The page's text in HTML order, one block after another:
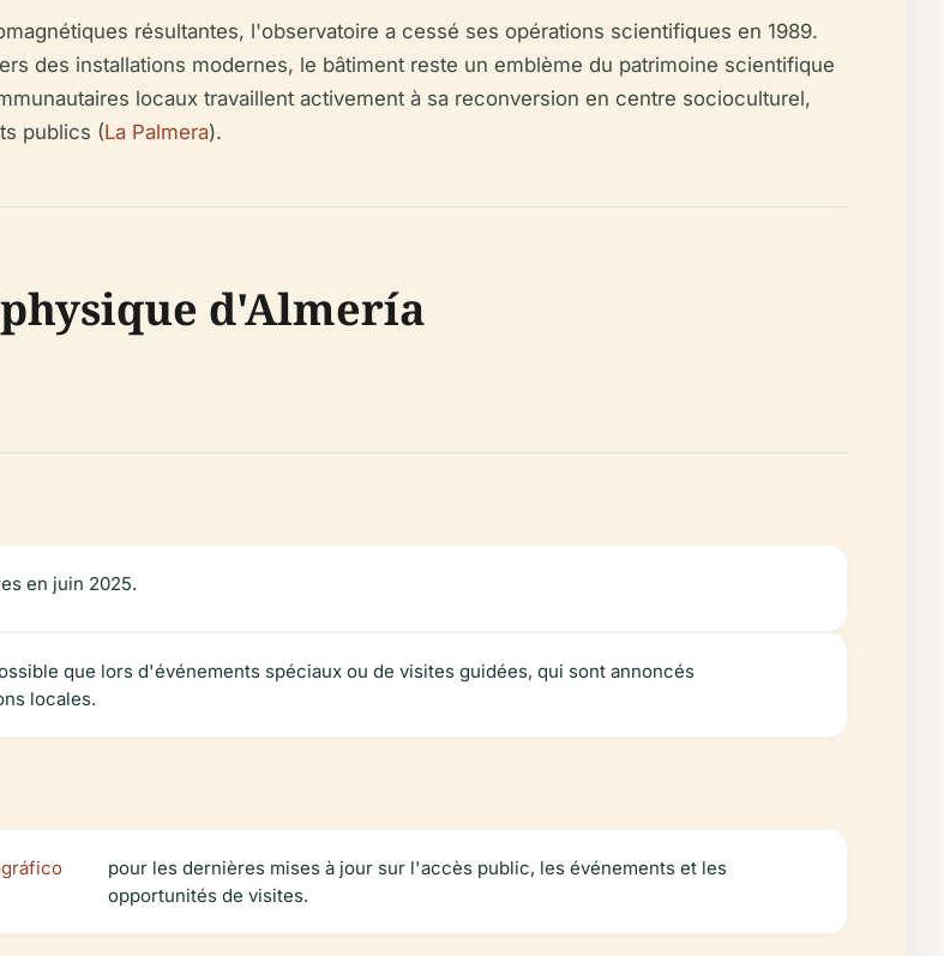
résultantes, l'observatoire a cessé ses opérations scientifiques en 1989.
des installations modernes, le bâtiment reste un emblème du patrimoine scientifique
locaux travaillent activement à sa reconversion en centre socioculturel,
publics (La Palmera).
d'Almería
en juin 2025.
que lors d'événements spéciaux ou de visites guidées, qui sont annoncés
locales.
pour les dernières mises à jour sur l'accès public, les événements et les
opportunités de visites.